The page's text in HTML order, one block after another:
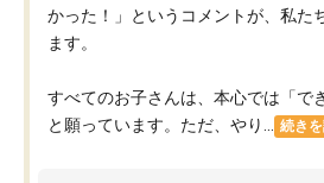
かった！」というコメントが、私た
ます。
すべてのお子さんは、本心では「で
と願っています。ただ、やり...
続き